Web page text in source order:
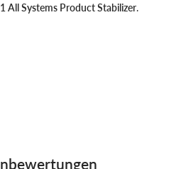
All Systems Product Stabilizer.